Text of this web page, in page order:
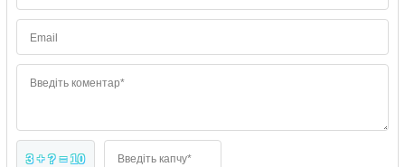
Email
Введіть коментар*
3 + ? = 10 Введіть капчу*